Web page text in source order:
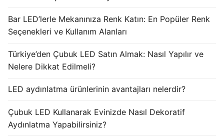
Bar LED’lerle Mekanınıza Renk Katın: En Popüler Renk
Seçenekleri ve Kullanım Alanları
Türkiye’den Çubuk LED Satın Almak: Nasıl Yapılır ve
Nelere Dikkat Edilmeli?
LED aydınlatma ürünlerinin avantajları nelerdir?
Çubuk LED Kullanarak Evinizde Nasıl Dekoratif
Aydınlatma Yapabilirsiniz?